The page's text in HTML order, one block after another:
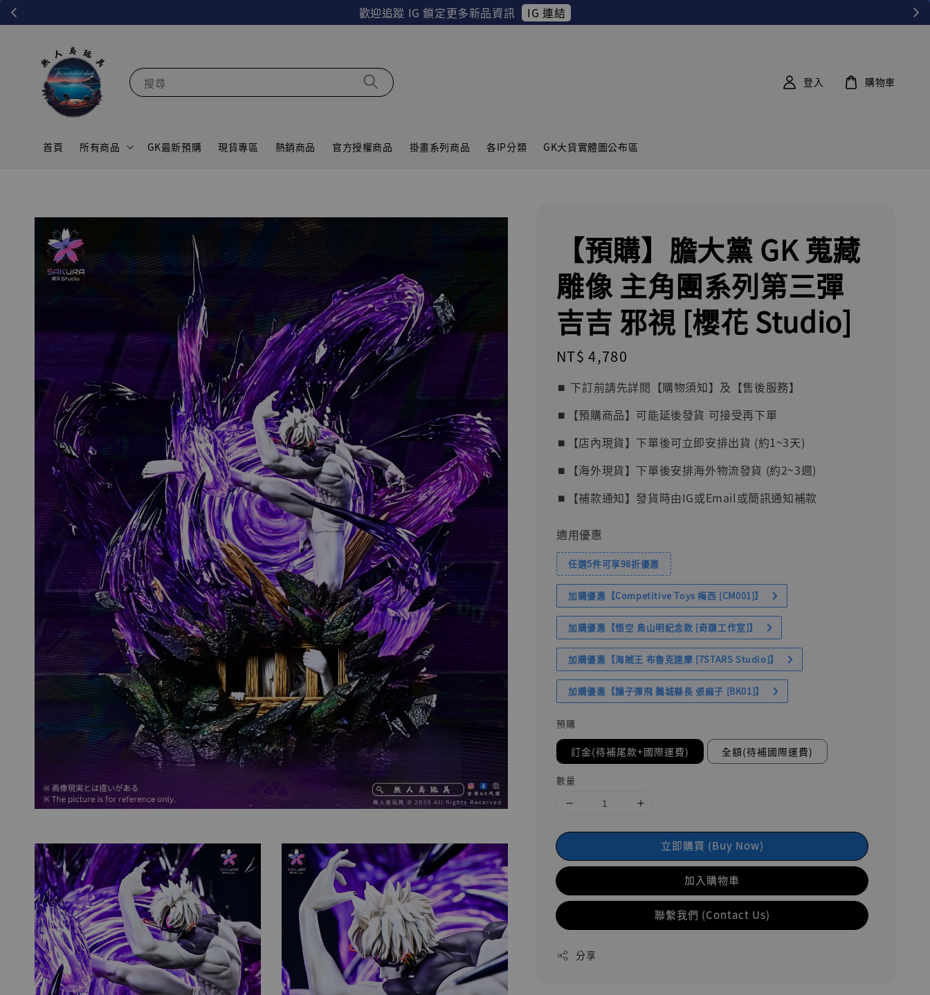
歡迎追蹤 IG 鎖定更多新品資訊 IG 連結
搜尋
首頁 所有商品 GK最新預購 現貨專區 熱銷商品 官方授權商品 掛畫系列商品 各IP分類 GK大貨實體圖公布區
登入 購物車
【預購】膽大黨 GK 蒐藏
雕像 主角團系列第三彈
吉吉 邪視 [櫻花 Studio]
Regular
price
NT$ 4,780
⏹︎ 下訂前請先詳閱【購物須知】及【售後服務】
⏹︎【預購商品】可能延後發貨 可接受再下單
⏹︎【店內現貨】下單後可立即安排出貨 (約1~3天)
⏹︎【海外現貨】下單後安排海外物流發貨 (約2~3週)
⏹︎【補款通知】發貨時由IG或Email或簡訊通知補款
適用優惠
任選5件可享98折優惠
加購優惠【Competitive Toys 梅西 [CM001]】
加購優惠【悟空 鳥山明紀念款 [奇蹟工作室]】
加購優惠【海賊王 布魯克達摩 [7STARS Studio]】
加購優惠【讓子彈飛 鵝城縣長 張麻子 [BK01]】
預購
訂金(待補尾款+國際運費) 全額(待補國際運費)
數量
立即購買 (Buy Now)
加入購物車
聯繫我們 (Contact Us)
分享